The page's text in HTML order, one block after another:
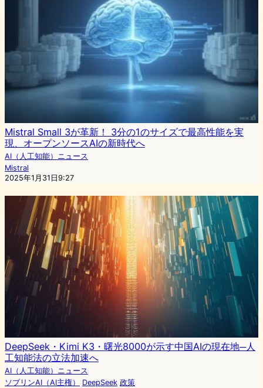
Mistral Small 3が革新！ 3分の1のサイズで最高性能を実
現、オープンソースAIの新時代へ
AI（人工知能）ニュース
Mistral
2025年1月31日9:27
DeepSeek・Kimi K3・曙光8000が示す中国AIの現在地─人
工知能法の立法加速へ
AI（人工知能）ニュース
ソブリンAI（AI主権）
DeepSeek 政策